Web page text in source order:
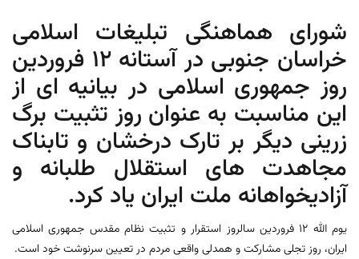
شورای هماهنگی تبلیغات اسلامی
خراسان جنوبی در آستانه 12 فروردین
روز جمهوری اسلامی در بیانیه ای از
این مناسبت به عنوان روز تثبیت برگ
زرینی دیگر بر تارک درخشان و تابناک
مجاهدت ‌های استقلال‌ طلبانه و
آزادیخواهانه‌ ملت ایران یاد کرد.
یوم ‌الله 12 فروردین سالروز استقرار و تثبیت نظام مقدس جمهوری اسلامی
ایران، روز تجلی مشارکت و همدلی واقعی مردم در تعیین سرنوشت خود است.